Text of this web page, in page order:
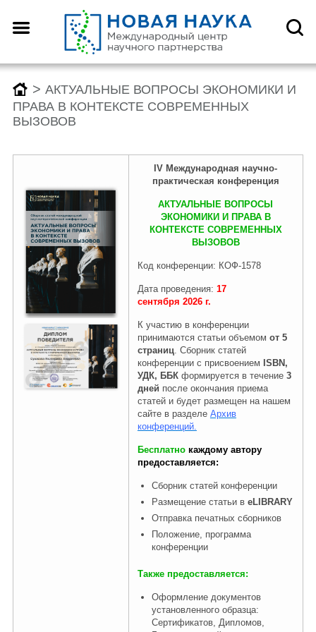
> АКТУАЛЬНЫЕ ВОПРОСЫ ЭКОНОМИКИ И
ПРАВА В КОНТЕКСТЕ СОВРЕМЕННЫХ
ВЫЗОВОВ
IV Международная научно-
практическая конференция
АКТУАЛЬНЫЕ ВОПРОСЫ
ЭКОНОМИКИ И ПРАВА В
КОНТЕКСТЕ СОВРЕМЕННЫХ
ВЫЗОВОВ
Код конференции: КОФ-1578
Дата проведения: 17
сентября 2026г.
К участию в конференции
принимаются статьи объемом от 5
страниц. Сборник статей
конференции с присвоением ISBN,
УДК, ББКформируется в течение3
дней после окончания приема
статей и будет размещен на нашем
сайте в разделе Архив
конференций.
Бесплатно каждому автору
предоставляется:
Сборник статей конференции
Размещение статьи в eLIBRARY
Отправка печатных сборников
Положение, программа
конференции
Также предоставляется:
Оформление документов
установленного образца:
Сертификатов, Дипломов,